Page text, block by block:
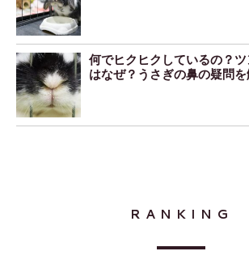
何でヒクヒクしているの？
はなぜ？うさぎの鼻の疑問を
RANKING